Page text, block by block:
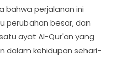
bahwa perjalanan ini
perubahan besar, dan
ayat Al-Qur'an yang
dalam kehidupan sehari-